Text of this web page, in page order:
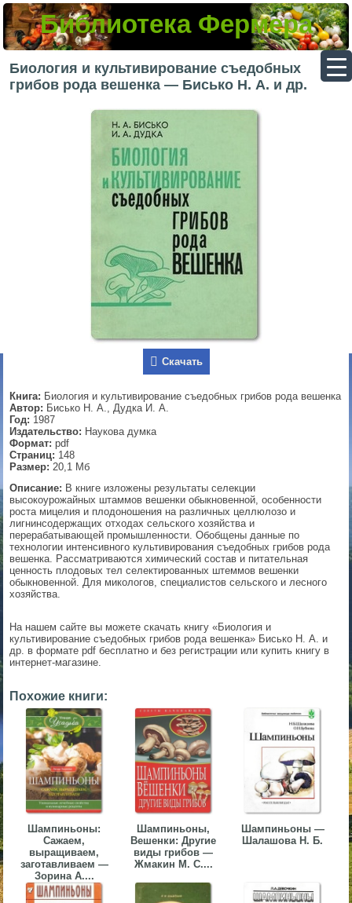
Библиотека Фермера
Биология и культивирование съедобных
грибов рода вешенка — Бисько Н. А. и др.
Скачать
Книга: Биология и культивирование съедобных грибов рода вешенка
Автор: Бисько Н. А., Дудка И. А.
Год: 1987
Издательство: Наукова думка
Формат: pdf
Страниц: 148
Размер: 20,1 Мб
Описание: В книге изложены результаты селекции
высокоурожайных штаммов вешенки обыкновенной, особенности
роста мицелия и плодоношения на различных целлюлозо и
лигнинсодержащих отходах сельского хозяйства и
перерабатывающей промышленности. Обобщены данные по
технологии интенсивного культивирования съедобных грибов рода
вешенка. Рассматриваются химический состав и питательная
ценность плодовых тел селектированных штеммов вешенки
обыкновенной. Для микологов, специалистов сельского и лесного
хозяйства.
На нашем сайте вы можете скачать книгу «Биология и
культивирование съедобных грибов рода вешенка» Бисько Н. А. и
др. в формате pdf бесплатно и без регистрации или купить книгу в
интернет-магазине.
Похожие книги:
Шампиньоны:
Сажаем,
выращиваем,
заготавливаем —
Зорина А....
Шампиньоны,
Вешенки: Другие
виды грибов —
Жмакин М. С....
Шампиньоны —
Шалашова Н. Б.
▼
▼
▼
▼
▼